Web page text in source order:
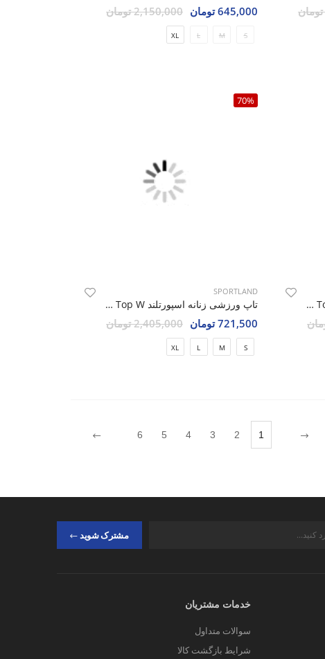
645,000 تومان 2,150,000 تومان
S
M
L
XL
تاپ ورزشی زنانه اسپورتلند Peak Top W
70%
SPORTLAND
تاپ ورزشی زنانه اسپورتلند Peak Top W
721,500 تومان 2,405,000 تومان
S
M
L
XL
1
2
3
4
5
6
مشترک شوید
خدمات مشتریان
سوالات متداول
شرایط بازگشت کالا